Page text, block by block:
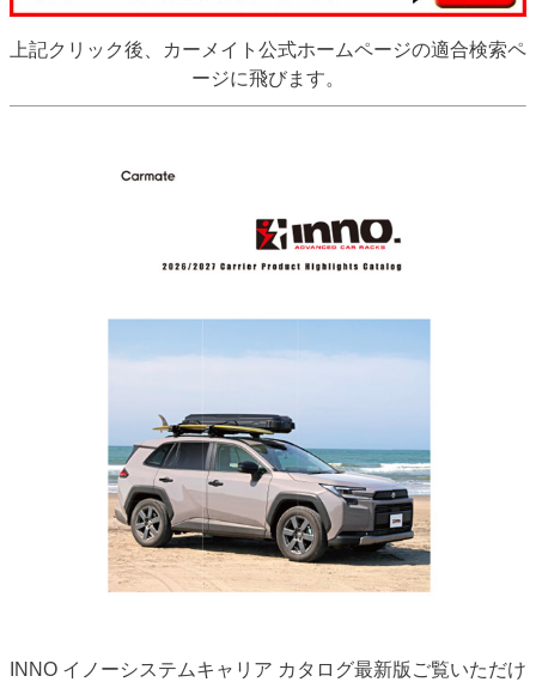
上記クリック後、カーメイト公式ホームページの適合検索ペ
ージに飛びます。
INNO イノーシステムキャリア カタログ最新版ご覧いただけ